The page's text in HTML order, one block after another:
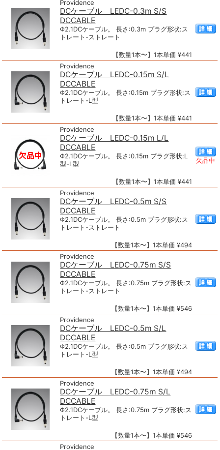
Providence
DCケーブル LEDC-0.3m S/S
DCCABLE
Φ2.1DCケーブル。 長さ:0.3m プラグ形状:ス
トレート-ストレート
【数量1本〜】1本単価 ¥441
Providence
DCケーブル LEDC-0.15m S/L
DCCABLE
Φ2.1DCケーブル。 長さ:0.15m プラグ形状:ス
トレート-L型
【数量1本〜】1本単価 ¥441
Providence
DCケーブル LEDC-0.15m L/L
DCCABLE
Φ2.1DCケーブル。 長さ:0.15m プラグ形状:L
型-L型
【数量1本〜】1本単価 ¥441
欠品中
Providence
DCケーブル LEDC-0.5m S/S
DCCABLE
Φ2.1DCケーブル。 長さ:0.5m プラグ形状:ス
トレート-ストレート
【数量1本〜】1本単価 ¥494
Providence
DCケーブル LEDC-0.75m S/S
DCCABLE
Φ2.1DCケーブル。 長さ:0.75m プラグ形状:ス
トレート-ストレート
【数量1本〜】1本単価 ¥546
Providence
DCケーブル LEDC-0.5m S/L
DCCABLE
Φ2.1DCケーブル。 長さ:0.5m プラグ形状:ス
トレート-L型
【数量1本〜】1本単価 ¥494
Providence
DCケーブル LEDC-0.75m S/L
DCCABLE
Φ2.1DCケーブル。 長さ:0.75m プラグ形状:ス
トレート-L型
【数量1本〜】1本単価 ¥546
Providence